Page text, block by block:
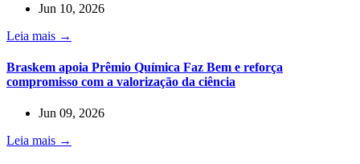
Jun 10, 2026
Leia mais →
Braskem apoia Prêmio Química Faz Bem e reforça
compromisso com a valorização da ciência
Jun 09, 2026
Leia mais →